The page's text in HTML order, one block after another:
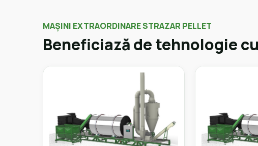
MAȘINI EXTRAORDINARE STRAZAR PELLET
Beneficiază de tehnologie